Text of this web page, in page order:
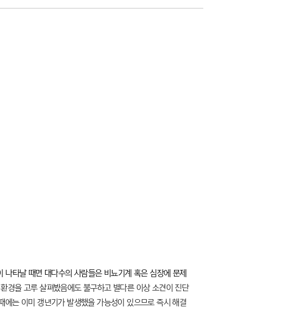
타날 때면 대다수의 사람들은 비뇨기계 혹은 심장에 문제
경을 고루 살펴봤음에도 불구하고 별다른 이상 소견이 진단
는 이미 갱년기가 발생했을 가능성이 있으므로 즉시 해결